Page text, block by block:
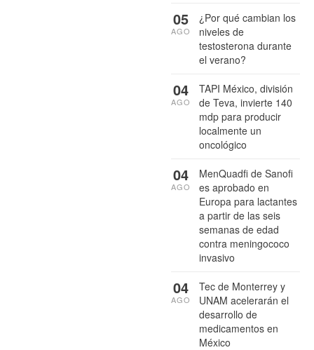
¿Por qué cambian los
niveles de
testosterona durante
el verano?
05
AGO
TAPI México, división
de Teva, invierte 140
mdp para producir
localmente un
oncológico
04
AGO
MenQuadfi de Sanofi
es aprobado en
Europa para lactantes
a partir de las seis
semanas de edad
contra meningococo
invasivo
04
AGO
Tec de Monterrey y
UNAM acelerarán el
desarrollo de
medicamentos en
México
04
AGO